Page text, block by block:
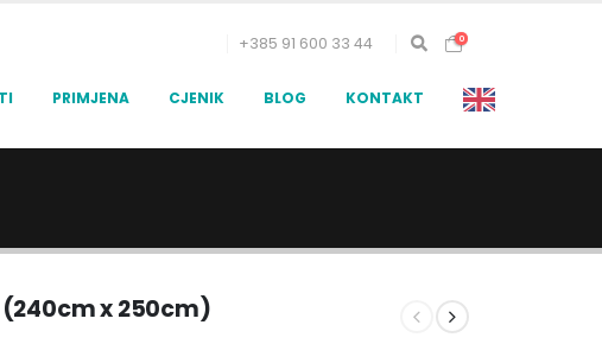
+385 91 600 33 44 0
PRIMJENA CJENIK BLOG KONTAKT
(240cm x 250cm)